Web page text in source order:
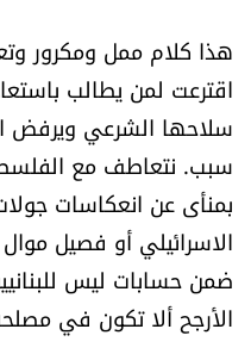
العالم
الصحافة الإسرائيلية
ثقافة وفنون
فصل من كتاب
اقرأ تضحك
هذا كلام ممل ومكرور
اقترعت لمن يطالب
سلاحها الشرعي ويرفض
سبب. نتعاطف مع
بمنأى عن انعكاسات
الاسرائيلي أو فصيل
ضمن حسابات ليس
الأرجح ألا تكون في